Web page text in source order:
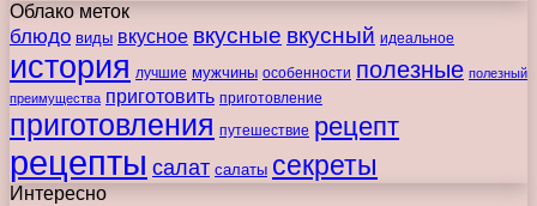
Облако меток
блюдо виды вкусное вкусные вкусный идеальное
история лучшие мужчины особенности полезные полезный
преимущества приготовить приготовление
приготовления путешествие рецепт
рецепты салат салаты секреты
Интересно